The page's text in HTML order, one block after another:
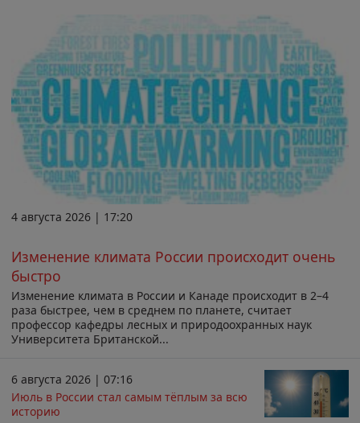
4 августа 2026 | 17:20
Изменение климата России происходит очень
быстро
Изменение климата в России и Канаде происходит в 2–4
раза быстрее, чем в среднем по планете, считает
профессор кафедры лесных и природоохранных наук
Университета Британской...
6 августа 2026 | 07:16
Июль в России стал самым тёплым за всю
историю